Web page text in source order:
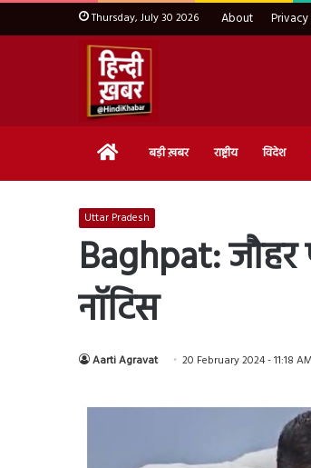
Thursday, July 30 2026 About
Home बड़ी ख़बर राष्ट्रीय विदेश
Uttar Pradesh
Baghpat:
नॉटिस
Aarti Agravat 20 February 2024 - 11:18